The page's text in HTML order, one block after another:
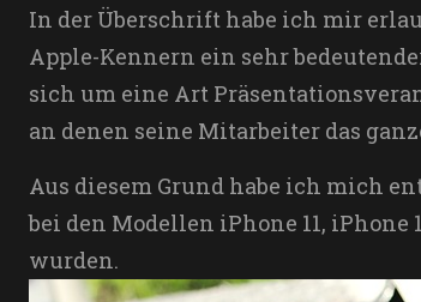
In der Überschrift habe ich mir
Apple-Kennern ein sehr
sich um eine Art
an denen seine Mitarbeiter das
Aus diesem Grund habe ich mich
bei den Modellen iPhone 11, iPhone
wurden.